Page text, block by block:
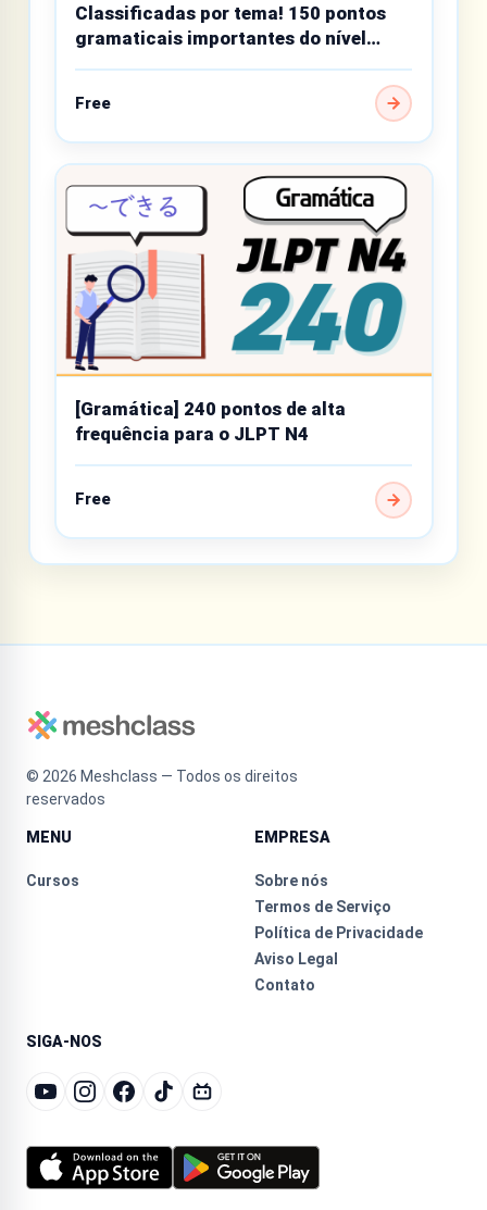
Classificadas por tema! 150 pontos
gramaticais importantes do nível
Free
[Gramática] 240 pontos de alta
frequência para o JLPT N4
Free
© 2026 Meshclass — Todos os direitos
reservados
MENU
Cursos
EMPRESA
Sobre nós
Termos de Serviço
Política de Privacidade
Aviso Legal
Contato
SIGA-NOS